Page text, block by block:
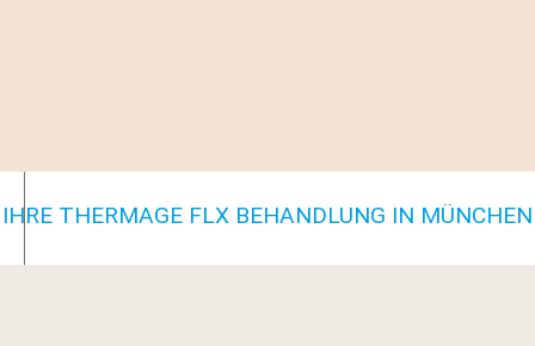
IHRE THERMAGE FLX BEHANDLUNG IN MÜNCHEN